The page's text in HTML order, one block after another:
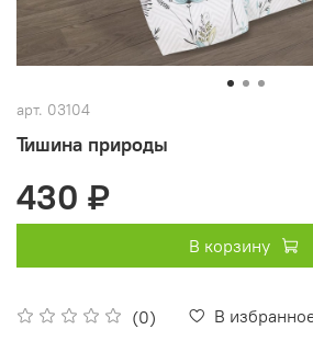
арт. 03104
Тишина природы
(0) В
430 ₽
В корзину